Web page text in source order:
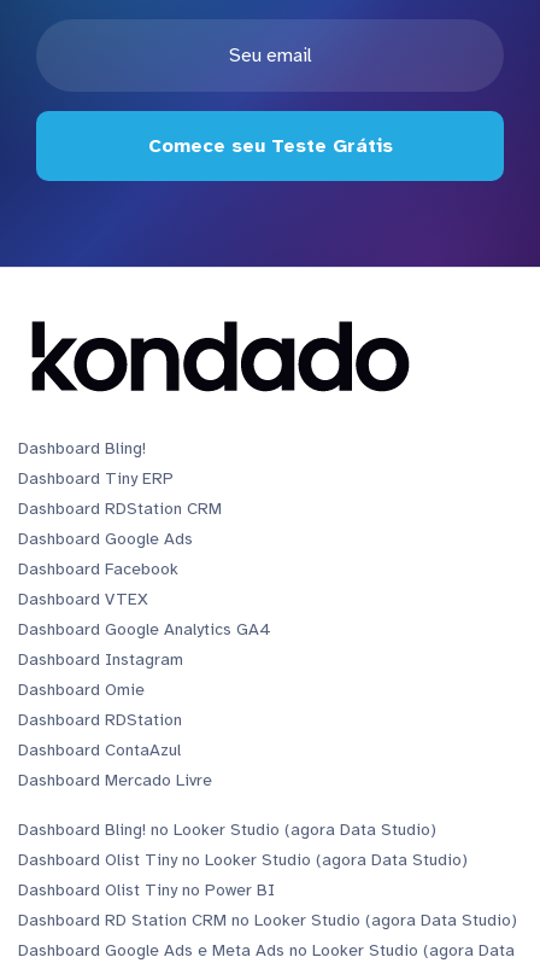
Comece seu Teste Grátis
Dashboard Bling!
Dashboard Tiny ERP
Dashboard RDStation CRM
Dashboard Google Ads
Dashboard Facebook
Dashboard VTEX
Dashboard Google Analytics GA4
Dashboard Instagram
Dashboard Omie
Dashboard RDStation
Dashboard ContaAzul
Dashboard Mercado Livre
Dashboard Bling! no Looker Studio (agora Data Studio)
Dashboard Olist Tiny no Looker Studio (agora Data Studio)
Dashboard Olist Tiny no Power BI
Dashboard RD Station CRM no Looker Studio (agora Data Studio)
Dashboard Google Ads e Meta Ads no Looker Studio (agora Data